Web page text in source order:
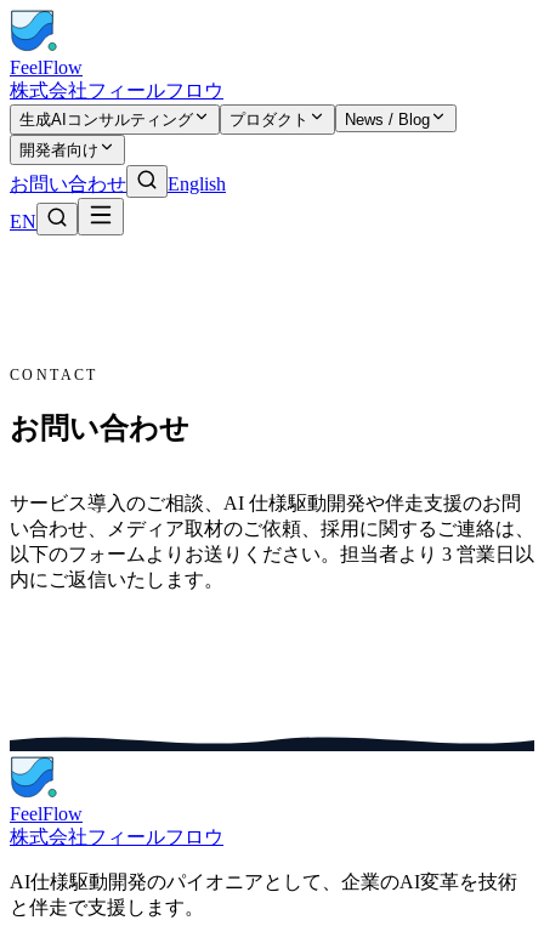
FeelFlow
株式会社フィールフロウ
生成AIコンサルティング プロダクト
News / Blog
開発者向け
お問い合わせ
English
EN
CONTACT
お問い合わせ
サービス導入のご相談、AI 仕様駆動開発や伴走支援のお問
い合わせ、メディア取材のご依頼、採用に関するご連絡は、
以下のフォームよりお送りください。担当者より 3 営業日以
内にご返信いたします。
FeelFlow
株式会社フィールフロウ
AI仕様駆動開発のパイオニアとして、企業のAI変革を技術
と伴走で支援します。